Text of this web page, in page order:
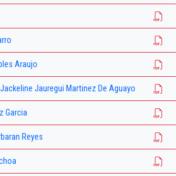
Araujo
Jauregui Martinez De Aguayo
Garcia
Reyes